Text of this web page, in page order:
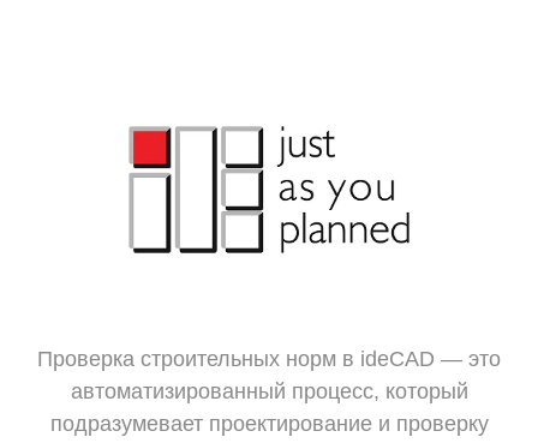
Проверка строительных норм в ideCAD — это
автоматизированный процесс, который
подразумевает проектирование и проверку